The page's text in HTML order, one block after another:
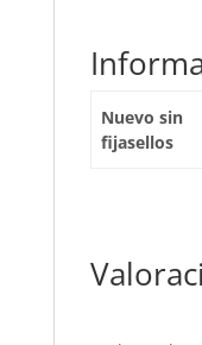
Nuevo sin
fijasellos